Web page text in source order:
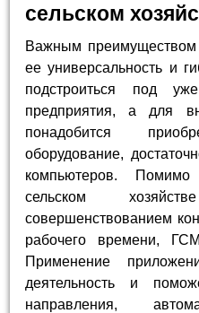
сельском
Важным
ее универсальность и
подстроиться под
предприятия, а для
понадобится
оборудование,
компьютеров.
сельском
совершенствованием
рабочего времени,
Применение
деятельность и
направления,